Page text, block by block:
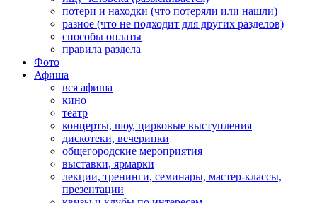
потери и находки (что потеряли или нашли)
разное (что не подходит для других разделов)
способы оплаты
правила раздела
Фото
Афиша
вся афиша
кино
театр
концерты, шоу, цирковые выступления
дискотеки, вечеринки
общегородские мероприятия
выставки, ярмарки
лекции, тренинги, семинары, мастер-классы,
презентации